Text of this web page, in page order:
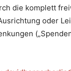
die komplett
oder